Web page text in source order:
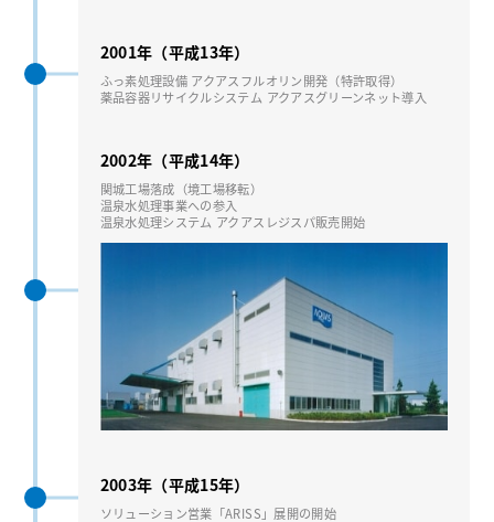
2001年（平成13年）
ふっ素処理設備 アクアスフルオリン開発（特許取得）
薬品容器リサイクルシステム アクアスグリーンネット導⼊
2002年（平成14年）
関城⼯場落成（境⼯場移転）
温泉⽔処理事業への参⼊
温泉⽔処理システム アクアスレジスパ販売開始
2003年（平成15年）
ソリューション営業「ARISS」展開の開始